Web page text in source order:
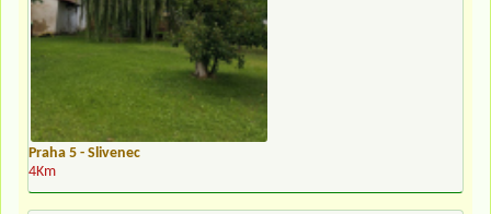
Praha 5 - Slivenec
4Km